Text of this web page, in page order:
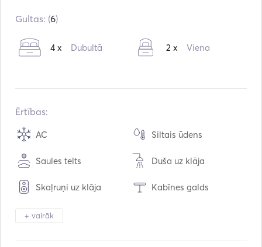
Pārbūve:03 / 2023
Degvielas veids:Dīzeļdegviela
Degvielas tilpums:
Gultas: (6)
4 x Dubultā 2 x Viena
Ērtības:
AC Siltais ūdens
Saules telts Duša uz klāja
Skaļruņi uz klāja Kabīnes galds
Tenderis / Laivu kuteris
+ vairāk